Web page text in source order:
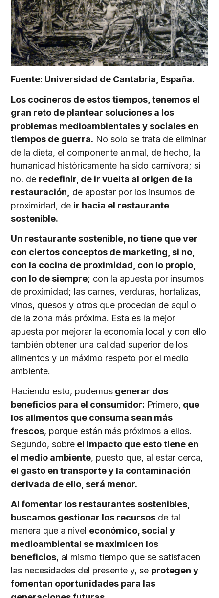
Fuente: Universidad de Cantabria, España.
Los cocineros de estos tiempos, tenemos el
gran reto de plantear soluciones a los
problemas medioambientales y sociales en
tiempos de guerra. No solo se trata de eliminar
de la dieta, el componente animal, de hecho, la
humanidad históricamente ha sido carnívora; si
no, de redefinir, de ir vuelta al origen de la
restauración,
de apostar por los insumos de
proximidad, de ir hacia el restaurante
sostenible.
Un restaurante sostenible, no tiene que ver
con ciertos conceptos de marketing, si no,
con la cocina de proximidad, con lo propio,
con lo de siempre; con la apuesta por insumos
de proximidad; las carnes, verduras, hortalizas,
vinos, quesos y otros que procedan de aquí o
de la zona más próxima. Esta es la mejor
apuesta por mejorar la economía local y con ello
también obtener una calidad superior de los
alimentos y un máximo respeto por el medio
ambiente.
Haciendo esto, podemos generar dos
beneficios para el consumidor: Primero, que
los alimentos que consuma sean más
frescos, porque están más próximos a ellos.
Segundo, sobre el impacto que esto tiene en
el medio ambiente, puesto que, al estar cerca,
el gasto en transporte y la contaminación
derivada de ello, será menor.
Al fomentar los restaurantes sostenibles,
buscamos gestionar los recursos de tal
manera que a nivel económico, social y
medioambiental se maximicen los
beneficios, al mismo tiempo que se satisfacen
las necesidades del presente y, se protegen y
fomentan oportunidades para las